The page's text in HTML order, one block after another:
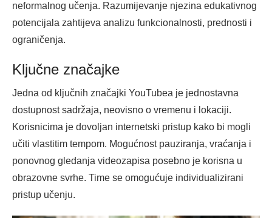
neformalnog učenja. Razumijevanje njezina edukativnog
potencijala zahtijeva analizu funkcionalnosti, prednosti i
ograničenja.
Ključne značajke
Jedna od ključnih značajki YouTubea je jednostavna
dostupnost sadržaja, neovisno o vremenu i lokaciji.
Korisnicima je dovoljan internetski pristup kako bi mogli
učiti vlastitim tempom. Mogućnost pauziranja, vraćanja i
ponovnog gledanja videozapisa posebno je korisna u
obrazovne svrhe. Time se omogućuje individualizirani
pristup učenju.